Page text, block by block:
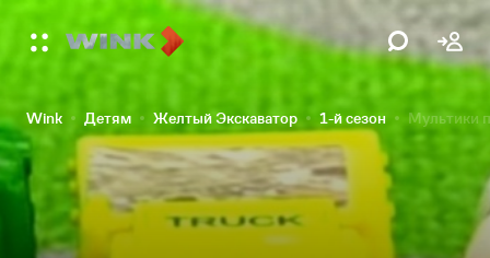
Wink Детям Желтый Экскаватор 1-й сезон Мультики